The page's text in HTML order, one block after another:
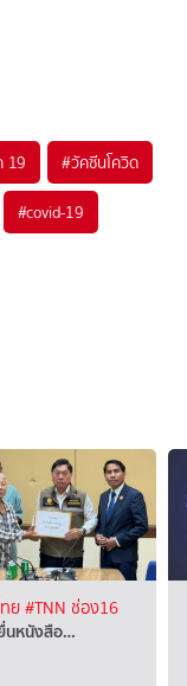
19 #วัคซีนโควิด
#covid-19
ย#TNN ช่อง16
นหนังสือ…